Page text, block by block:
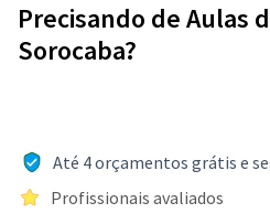
Precisando de Aulas
Sorocaba?
Até 4 orçamentos grátis e
Profissionais avaliados